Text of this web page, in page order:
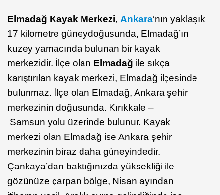
Elmadağ Kayak Merkezi, Ankara‘nın yaklaşık
17 kilometre güneydoğusunda, Elmadağ’ın
kuzey yamacında bulunan bir kayak
merkezidir. İlçe olan Elmadağ ile sıkça
karıştırılan kayak merkezi, Elmadağ ilçesinde
bulunmaz. İlçe olan Elmadağ, Ankara şehir
merkezinin doğusunda, Kırıkkale –
Samsun yolu üzerinde bulunur. Kayak
merkezi olan Elmadağ ise Ankara şehir
merkezinin biraz daha güneyindedir.
Çankaya’dan baktığınızda yüksekliği ile
gözünüze çarpan bölge, Nisan ayından